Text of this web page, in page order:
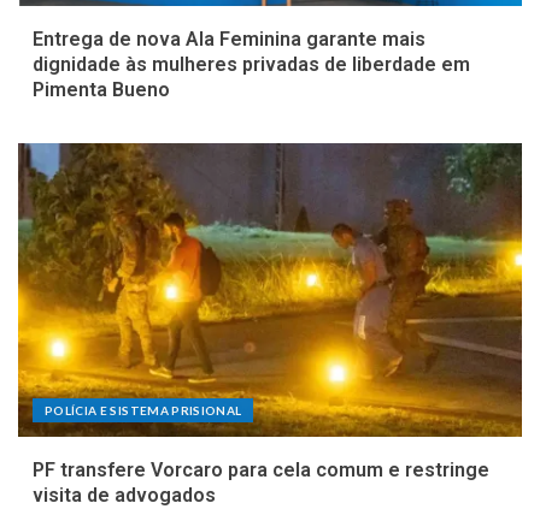
Entrega de nova Ala Feminina garante mais
dignidade às mulheres privadas de liberdade em
Pimenta Bueno
POLÍCIA E SISTEMA PRISIONAL
PF transfere Vorcaro para cela comum e restringe
visita de advogados